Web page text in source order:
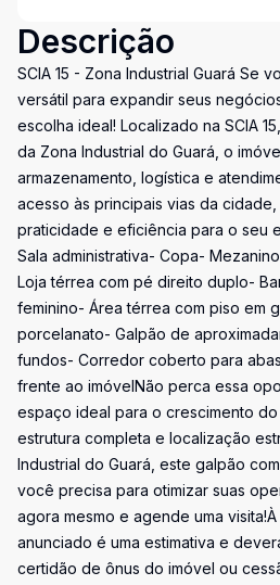
Descrição
SCIA 15 - Zona Industrial Guará Se
versátil para expandir seus
escolha ideal! Localizado na SCIA
da Zona Industrial do Guará, o
armazenamento, logística e
acesso às principais vias da
praticidade e eficiência para o seu
Sala administrativa- Copa-
Loja térrea com pé direito duplo-
feminino- Área térrea com piso em
porcelanato- Galpão de
fundos- Corredor coberto para
frente ao imóvelNão perca essa
espaço ideal para o crescimento
estrutura completa e localização
Industrial do Guará, este galpão
você precisa para otimizar suas
agora mesmo e agende uma
anunciado é uma estimativa e
certidão de ônus do imóvel ou